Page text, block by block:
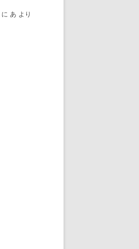
に あ より